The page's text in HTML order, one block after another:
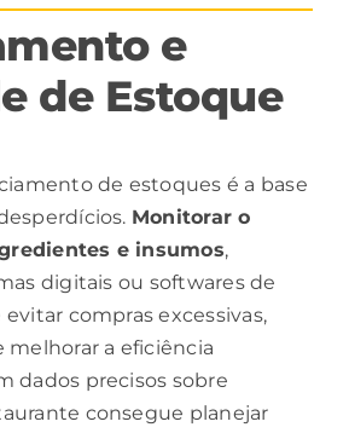
e
de Estoque
de estoques é a base
Monitoraro
e insumos,
digitais ou softwares de
compras excessivas,
melhorar a eficiência
dados precisos sobre
consegue planejar